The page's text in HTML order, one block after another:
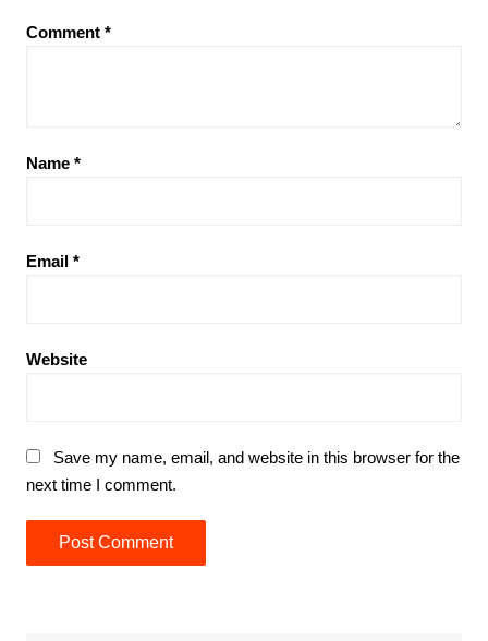
Comment *
Name *
Email *
Website
Save my name, email, and website in this browser for the
next time I comment.